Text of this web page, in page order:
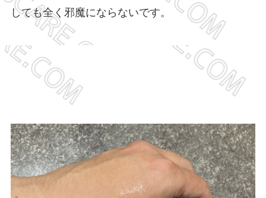
しても全く邪魔にならないです。